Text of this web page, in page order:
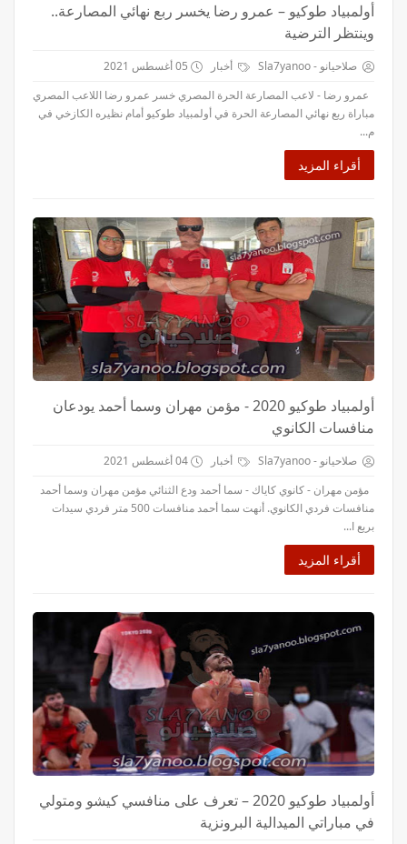
أولمبياد طوكيو – عمرو رضا يخسر ربع نهائي المصارعة..
وينتظر الترضية
صلاحيانو - Sla7yanoo أخبار
05 أغسطس 2021
عمرو رضا - لاعب المصارعة الحرة المصري خسر عمرو رضا اللاعب المصري
مباراة ربع نهائي المصارعة الحرة في أولمبياد طوكيو أمام نظيره الكازخي في
م...
أقراء المزيد
أولمبياد طوكيو 2020 - مؤمن مهران وسما أحمد يودعان
منافسات الكانوي
صلاحيانو - Sla7yanoo أخبار
04 أغسطس 2021
مؤمن مهران - كانوي كاياك - سما أحمد ودع الثنائي مؤمن مهران وسما أحمد
منافسات فردي الكانوي. أنهت سما أحمد منافسات 500 متر فردي سيدات
بربع ا...
أقراء المزيد
أولمبياد طوكيو 2020 – تعرف على منافسي كيشو ومتولي
في مباراتي الميدالية البرونزية